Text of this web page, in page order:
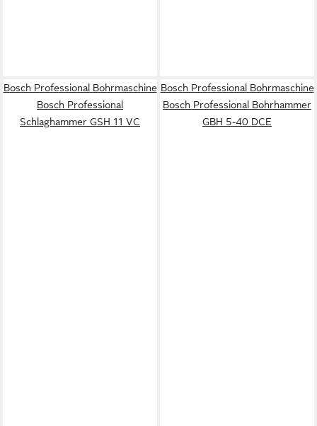
Bosch Professional Bohrmaschine
Bosch Professional
Schlaghammer GSH 11 VC
Bosch Professional Bohrmaschine
Bosch Professional Bohrhammer
GBH 5-40 DCE